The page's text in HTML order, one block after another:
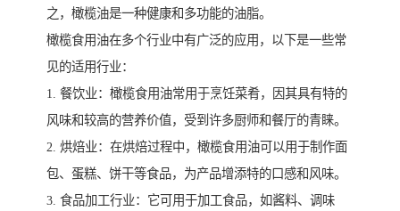
之，橄榄油是一种健康和多功能的油脂。
橄榄食用油在多个行业中有广泛的应用，以下是一些常
见的适用行业：
1. 餐饮业：橄榄食用油常用于烹饪菜肴，因其具有特的
风味和较高的营养价值，受到许多厨师和餐厅的青睐。
2. 烘焙业：在烘焙过程中，橄榄食用油可以用于制作面
包、蛋糕、饼干等食品，为产品增添特的口感和风味。
3. 食品加工行业：它可用于加工食品，如酱料、调味